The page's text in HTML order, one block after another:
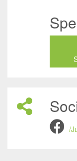
/